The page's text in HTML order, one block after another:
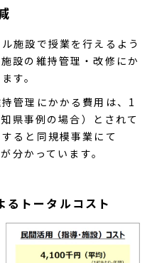
施設で授業を行えるよう
設の維持管理・改修にか
す。
管理にかかる費用は、1
県事例の場合）とされて
ると同規模事業にて
分かっています。
トータルコスト